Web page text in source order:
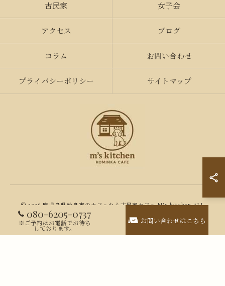
080-6205-0737
※ご予約はお電話でお待ち
しております。
お問い合わせはこちら
古民家 女子会
アクセス ブログ
コラム お問い合わせ
プライバシーポリシー サイトマップ
© 2026 鹿児島県姶良市のカフェなら古民家カフェ M's kitchen ALL
RIGHTS RESERVED.